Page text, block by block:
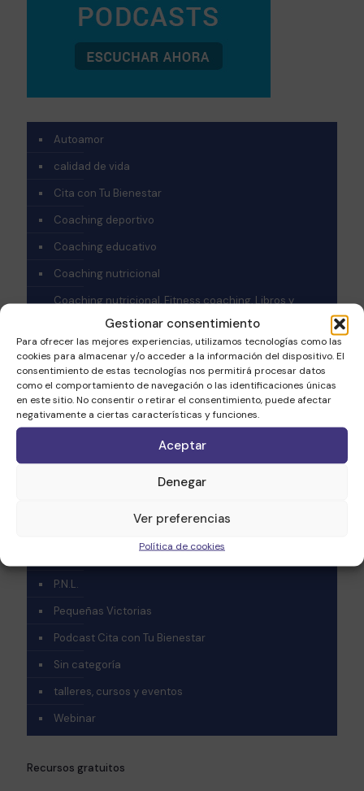
Gestionar consentimiento
Para ofrecer las mejores experiencias, utilizamos tecnologías como las
cookies para almacenar y/o acceder a la información del dispositivo. El
consentimiento de estas tecnologías nos permitirá procesar datos
como el comportamiento de navegación o las identificaciones únicas
en este sitio. No consentir o retirar el consentimiento, puede afectar
negativamente a ciertas características y funciones.
Aceptar
Denegar
Ver preferencias
Política de cookies
Autoamor
calidad de vida
Cita con Tu Bienestar
Coaching deportivo
Coaching educativo
Coaching nutricional
Coaching nutricional, Fitness coaching, Libros y
Coaching Personal
crecimiento personal
Desarrollo personal
Fitness coaching – Coaching salud
P.N.L.
Pequeñas Victorias
Podcast Cita con Tu Bienestar
Sin categoría
talleres, cursos y eventos
Webinar
Recursos gratuitos